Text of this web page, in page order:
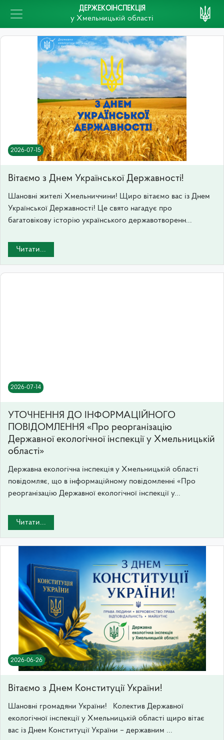
ДЕРЖЕКОІНСПЕКЦІЯ
у Хмельницькій області
2026-07-15
Вітаємо з Днем Української Державності!
Шановні жителі Хмельниччини! Щиро вітаємо вас із Днем
Української Державності! Це свято нагадує про
багатовікову історію українського державотворенн...
Читати...
2026-07-14
УТОЧНЕННЯ ДО ІНФОРМАЦІЙНОГО
ПОВІДОМЛЕННЯ «Про реорганізацію
Державної екологічної інспекції у Хмельницькій
області»
Державна екологічна інспекція у Хмельницькій області
повідомляє, що в інформаційному повідомленні «Про
реорганізацію Державної екологічної інспекції у...
Читати...
2026-06-26
Вітаємо з Днем Конституції України!
Шановні громадяни України! Колектив Державної
екологічної інспекції у Хмельницькій області щиро вітає
вас із Днем Конституції України – державним ...